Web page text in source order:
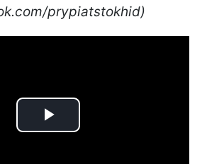
prypiatstokhid)
Play